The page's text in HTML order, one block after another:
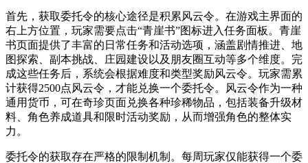
首先，获取委托令的核心途径是积累风云令。在游戏主界面的
右上方位置，玩家需要点击“青崖书”图标进入任务面板。青崖
书页面提供了丰富的日常任务和活动选项，涵盖剧情推进、地
图探索、副本挑战、庄园建设以及朋友圈互动等多个维度。完
成这些任务后，系统会根据难度和类型奖励风云令。玩家需累
计获得2500点风云令，才能兑换一个委托令。风云令作为一种
通用货币，可在奇珍页面兑换各种珍稀物品，包括装备升级材
料、角色养成道具和限时活动奖励，从而增强角色的整体实
力。
委托令的获取存在严格的限制机制。每周玩家仅能获得一个委